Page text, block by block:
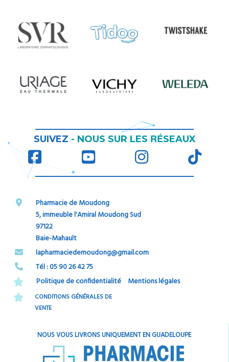
SUIVEZ - NOUS SUR LES RÉSEAUX
Pharmacie de Moudong
5, immeuble l'Amiral Moudong Sud
97122
Baie-Mahault
​​​​​​​lapharmaciedemoudong@gmail.com
Tél : 05 90 26 42 75​​​​​​​
Politique de confidentialité
Mentions légales
CONDITIONS GÉNÉRALES DE
VENTE
NOUS VOUS LIVRONS UNIQUEMENT EN GUADELOUPE